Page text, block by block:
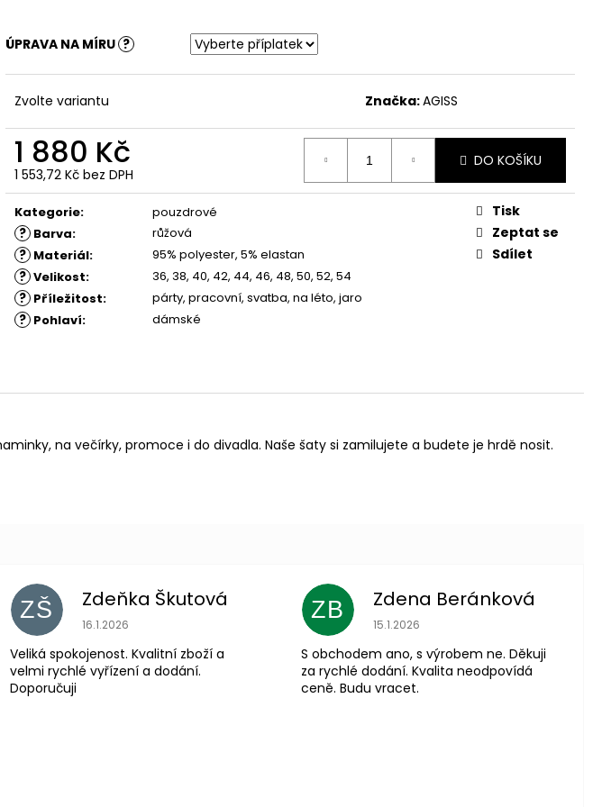
ÚPRAVA NA MÍRU ?
Zvolte variantu Značka:AGISS
1 880 Kč
1 553,72 Kč bez DPH
Měrná
cena:
DO KOŠÍKU
Kategorie: pouzdrové
? Barva: růžová
? Materiál: 95% polyester, 5% elastan
? Velikost: 36, 38, 40, 42, 44, 46, 48, 50, 52, 54
? Příležitost: párty, pracovní, svatba, na léto, jaro
? Pohlaví: dámské
Tisk
Zeptat se
Sdílet
na večírky, promoce i do divadla. Naše šaty si zamilujete a budete je hrdě nosit.
ZŠ Zdeňka Škutová
Hodnocení obchodu je 5 z 5 hvězdiček.
16.1.2026
Veliká spokojenost. Kvalitní zboží a
velmi rychlé vyřízení a dodání.
Doporučuji
ZB Zdena Beránková
Hodnocení obchodu je 1 z 5
15.1.2026
S obchodem ano, s výrobem ne. Děkuji
za rychlé dodání. Kvalita neodpovídá
ceně. Budu vracet.
Původně: 1 880 Kč